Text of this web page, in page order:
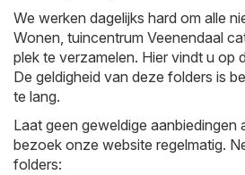
We werken dagelijks hard om alle
Wonen, tuincentrum Veenendaal
plek te verzamelen. Hier vindt u op
De geldigheid van deze folders is
te lang.
Laat geen geweldige aanbiedingen
bezoek onze website regelmatig.
folders: